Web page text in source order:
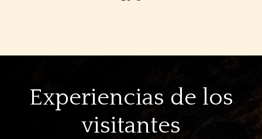
Experiencias de los
visitantes